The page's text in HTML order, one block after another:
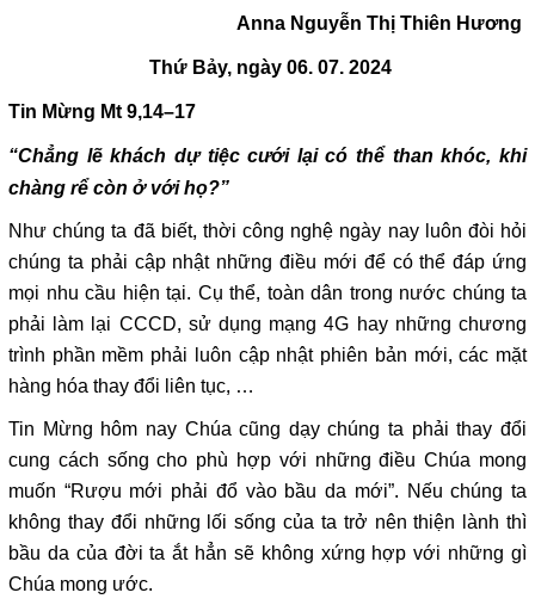
Anna Nguyễn Thị Thiên Hương
Thứ Bảy, ngày 06. 07. 2024
Tin Mừng Mt 9,14–17
“Chẳng lẽ khách dự tiệc cưới lại có thể than khóc, khi
chàng rể còn ở với họ?”
Như chúng ta đã biết, thời công nghệ ngày nay luôn đòi hỏi
chúng ta phải cập nhật những điều mới để có thể đáp ứng
mọi nhu cầu hiện tại. Cụ thể, toàn dân trong nước chúng ta
phải làm lại CCCD, sử dụng mạng 4G hay những chương
trình phần mềm phải luôn cập nhật phiên bản mới, các mặt
hàng hóa thay đổi liên tục, …
Tin Mừng hôm nay Chúa cũng dạy chúng ta phải thay đổi
cung cách sống cho phù hợp với những điều Chúa mong
muốn “Rượu mới phải đổ vào bầu da mới”. Nếu chúng ta
không thay đổi những lối sống của ta trở nên thiện lành thì
bầu da của đời ta ắt hẳn sẽ không xứng hợp với những gì
Chúa mong ước.